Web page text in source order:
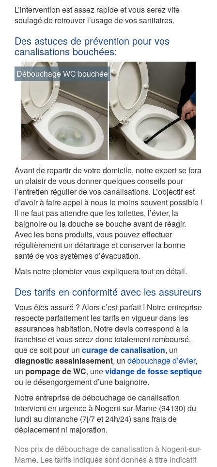
L’intervention est assez rapide et vous serez vite
soulagé de retrouver l’usage de vos sanitaires.
Des astuces de prévention pour vos
canalisations bouchées:
Débouchage WC bouchée
Avant de repartir de votre domicile, notre expert se fera
un plaisir de vous donner quelques conseils pour
l’entretien régulier de vos canalisations. L’objectif est
d’avoir à faire appel à nous le moins souvent possible !
Il ne faut pas attendre que les toilettes, l’évier, la
baignoire ou la douche se bouche avant de réagir.
Avec les bons produits, vous pouvez effectuer
régulièrement un détartrage et conserver la bonne
santé de vos systèmes d’évacuation.
Mais notre plombier vous expliquera tout en détail.
Des tarifs en conformité avec les assureurs
Vous êtes assuré ? Alors c’est parfait ! Notre entreprise
respecte parfaitement les tarifs en vigueur dans les
assurances habitation. Notre devis correspond à la
franchise et vous serez donc totalement remboursé,
que ce soit pour un curage de canalisation, un
diagnostic assainissement, un débouchage d’évier,
un pompage de WC, unevidange de fosse septique
ou le désengorgement d’une baignoire.
Notre entreprise de débouchage de canalisation
intervient en urgence à Nogent-sur-Marne (94130) du
lundi au dimanche (7j/7 et 24h/24) sans frais de
déplacement ni majoration.
Nos prix de débouchage de canalisation à Nogent-sur-
Marne. Les tarifs indiqués sont donnés à titre indicatif